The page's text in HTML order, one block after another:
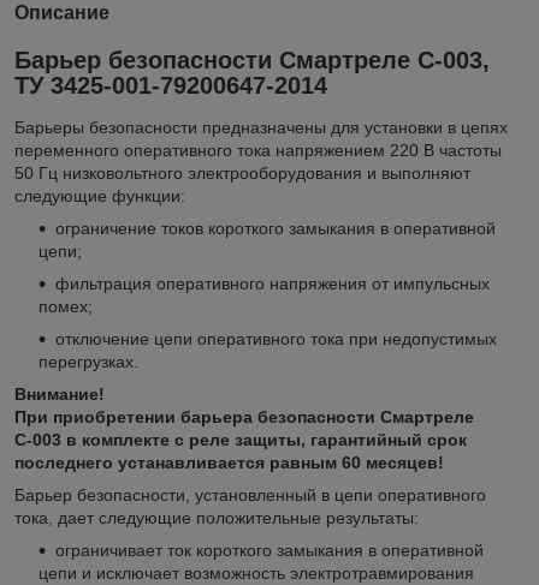
Описание
Барьер безопасности Смартреле C-003,
ТУ 3425-001-79200647-2014
Барьеры безопасности предназначены для установки в цепях
переменного оперативного тока напряжением 220 В частоты
50 Гц низковольтного электрооборудования и выполняют
следующие функции:
ограничение токов короткого замыкания в оперативной
цепи;
фильтрация оперативного напряжения от импульсных
помех;
отключение цепи оперативного тока при недопустимых
перегрузках.
Внимание!
При приобретении барьера безопасности Смартреле
С-003 в комплекте с реле защиты, гарантийный срок
последнего устанавливается равным 60 месяцев!
Барьер безопасности, установленный в цепи оперативного
тока, дает следующие положительные результаты:
ограничивает ток короткого замыкания в оперативной
цепи и исключает возможность электротравмирования